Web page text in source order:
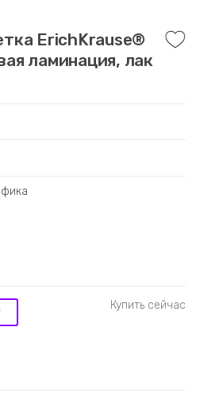
ErichKrause®
ламинация, лак